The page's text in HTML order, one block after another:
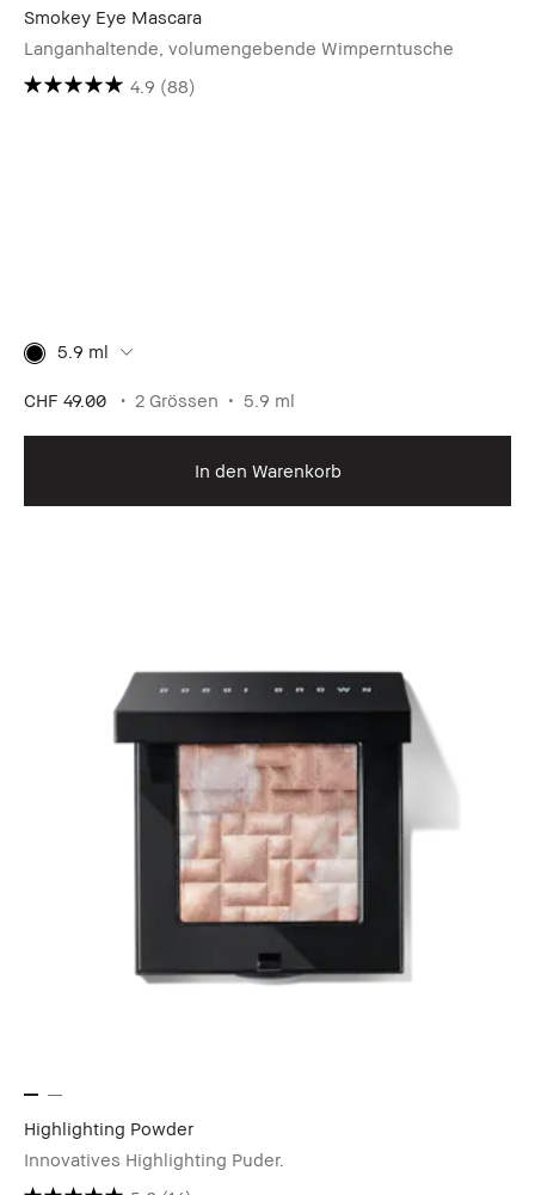
Smokey Eye Mascara
Langanhaltende, volumengebende Wimperntusche
4.9 (88)
5.9 ml
CHF 49.00 2 Grössen 5.9 ml
In den Warenkorb
Highlighting Powder
Innovatives Highlighting Puder.